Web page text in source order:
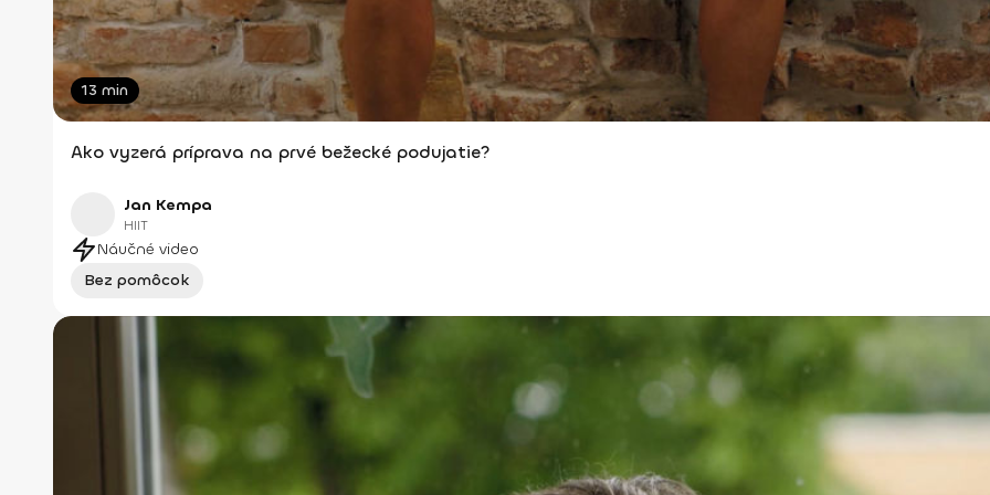
13 min
Ako vyzerá príprava na prvé bežecké podujatie?
Jan Kempa
HIIT
Náučné video
Bez pomôcok